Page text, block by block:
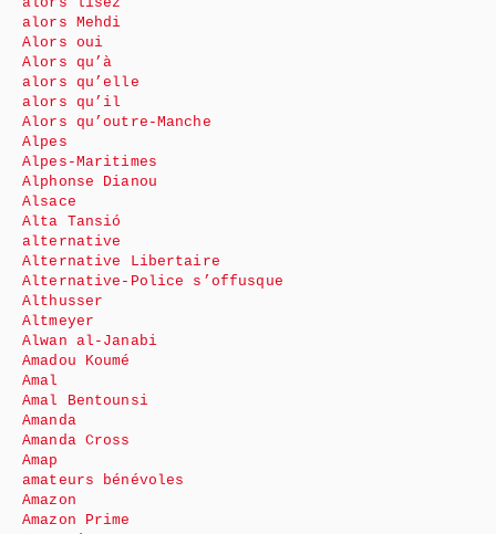
alors Mehdi
Alors oui
Alors qu’à
alors qu’elle
alors qu’il
Alors qu’outre-Manche
Alpes
Alpes-Maritimes
Alphonse Dianou
Alsace
Alta Tansió
alternative
Alternative Libertaire
Alternative-Police s’offusque
Althusser
Altmeyer
Alwan al-Janabi
Amadou Koumé
Amal
Amal Bentounsi
Amanda
Amanda Cross
Amap
amateurs bénévoles
Amazon
Amazon Prime